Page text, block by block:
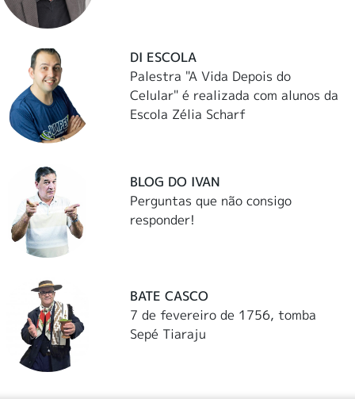
DI ESCOLA
Palestra "A Vida Depois do
Celular" é realizada com alunos da
Escola Zélia Scharf
BLOG DO IVAN
Perguntas que não consigo
responder!
BATE CASCO
7 de fevereiro de 1756, tomba
Sepé Tiaraju